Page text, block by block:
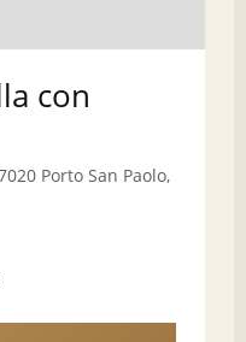
con
Porto San Paolo,